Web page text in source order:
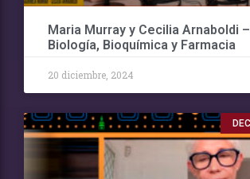
Maria Murray y Cecilia Arnaboldi
Biología, Bioquímica y Farmacia
20 diciembre, 2024